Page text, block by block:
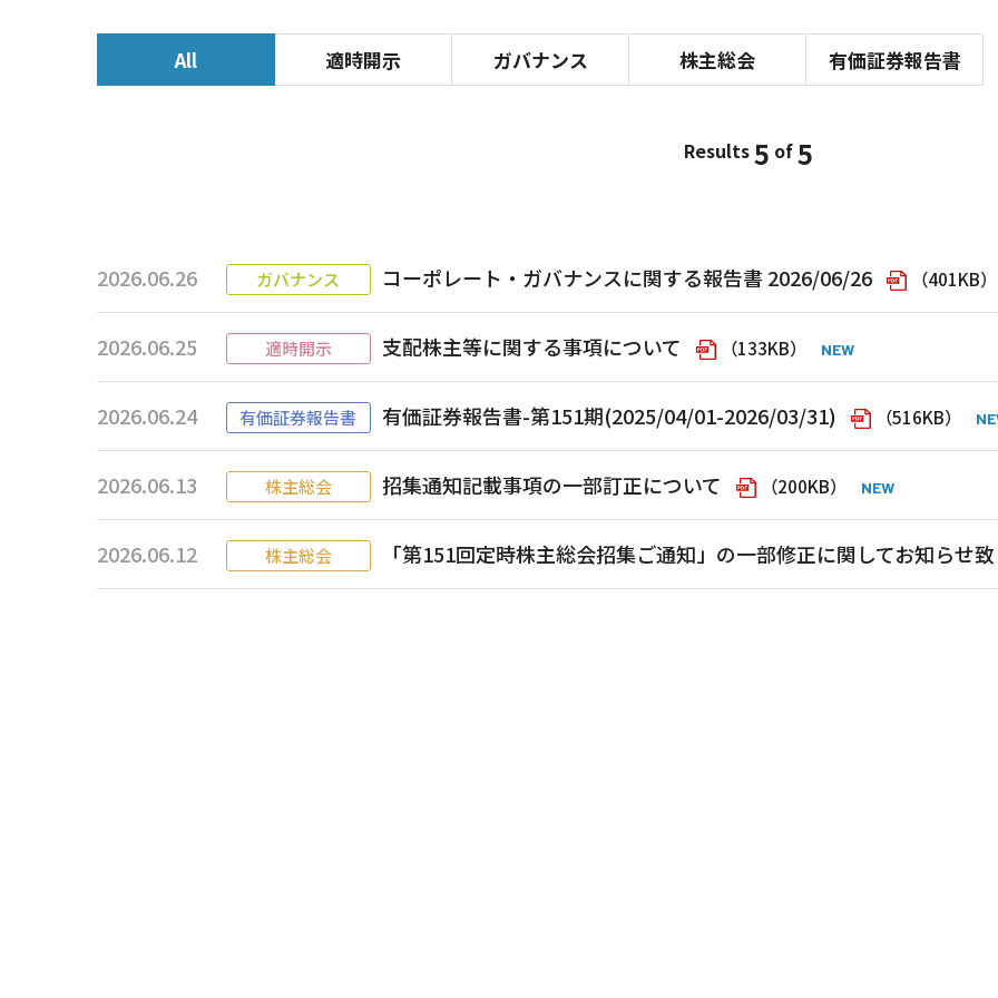
All 適時開示 ガバナンス 株主総会 有価証券報告書
Results5 of5
2026.06.26 ガバナンス コーポレート・ガバナンスに関する報告書 2026/06/26 （401KB）
2026.06.25 適時開示 支配株主等に関する事項について （133KB）
2026.06.24 有価証券報告書 有価証券報告書-第151期(2025/04/01-2026/03/31) （516KB）
2026.06.13 株主総会 招集通知記載事項の一部訂正について （200KB）
2026.06.12 株主総会 「第151回定時株主総会招集ご通知」の一部修正に関してお知らせ